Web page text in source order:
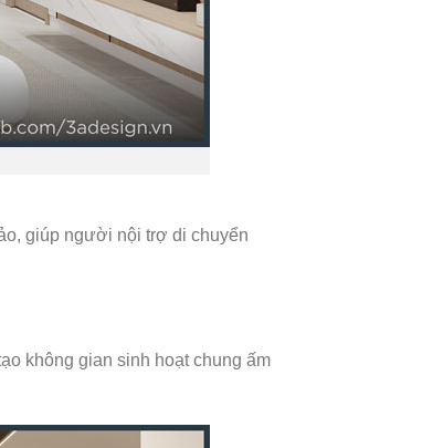
giúp người nội trợ di chuyển
không gian sinh hoạt chung ấm